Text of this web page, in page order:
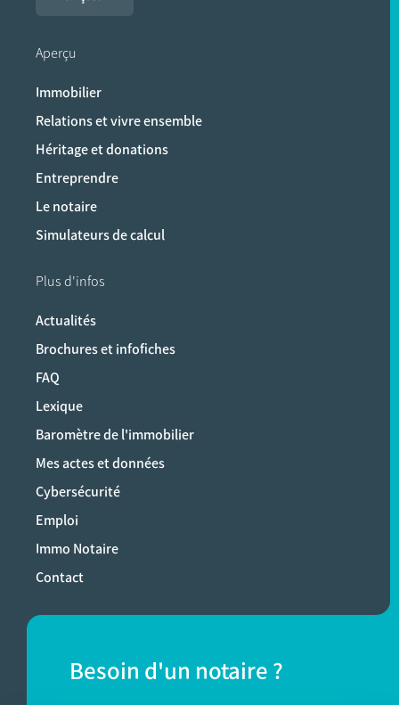
Aperçu
Immobilier
Relations et vivre ensemble
Héritage et donations
Entreprendre
Le notaire
Simulateurs de calcul
Plus d'infos
Actualités
Brochures et infofiches
FAQ
Lexique
Baromètre de l'immobilier
Mes actes et données
Cybersécurité
Emploi
Immo Notaire
Contact
Besoin d'un notaire ?